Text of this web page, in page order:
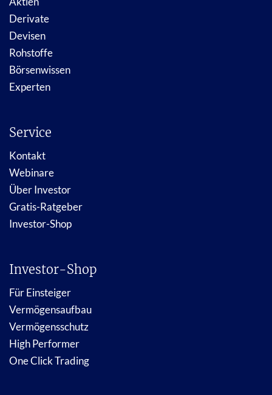
Derivate
Devisen
Rohstoffe
Börsenwissen
Experten
Service
Kontakt
Webinare
Über Investor
Gratis-Ratgeber
Investor-Shop
Investor-Shop
Für Einsteiger
Vermögensaufbau
Vermögensschutz
High Performer
One Click Trading